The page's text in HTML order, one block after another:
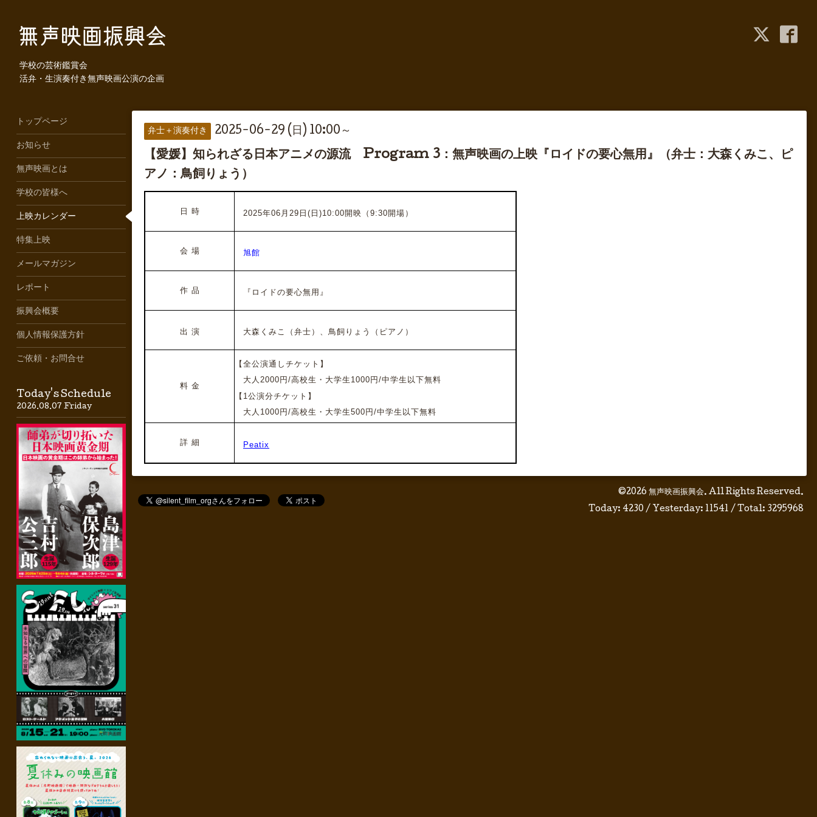
学校の芸術鑑賞会
活弁・生演奏付き無声映画公演の企画
弁士＋演奏付き 2025-06-29 (日) 10:00～
【愛媛】知られざる日本アニメの源流 Program 3：無声映画の上映『ロイドの要心無用』（弁士：大森くみこ、ピ
アノ：鳥飼りょう）
日 時 2025年06月29日(日)10:00開映（9:30開場）
会 場 旭館
作 品 『ロイドの要心無用』
出 演 大森くみこ（弁士）、鳥飼りょう（ピアノ）
料 金
【全公演通しチケット】
大人2000円/高校生・大学生1000円/中学生以下無料
【1公演分チケット】
大人1000円/高校生・大学生500円/中学生以下無料
詳 細 Peatix
©2026 無声映画振興会. All Rights Reserved.
Today: 4230 / Yesterday: 11541 / Total: 3295968
トップページ
お知らせ
無声映画とは
学校の皆様へ
上映カレンダー
特集上映
メールマガジン
レポート
振興会概要
個人情報保護方針
ご依頼・お問合せ
Today's Schedule
2026.08.07 Friday